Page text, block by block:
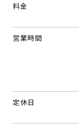
料金
営業時間
定休日